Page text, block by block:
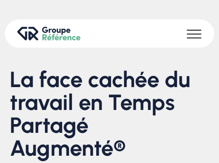
La face cachée du
travail en Temps
Partagé
Augmenté®